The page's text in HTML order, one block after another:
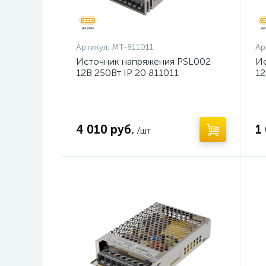
Артикул: MT-811011
Источник напряжения PSL002
12В 250Вт IP 20 811011
4 010 руб. /шт 1